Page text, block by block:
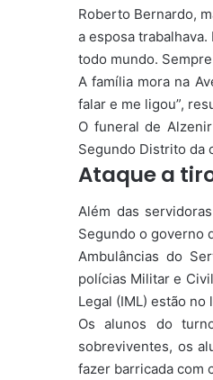
Roberto Bernardo,
a esposa
todo mundo.
A família mora na
falar e me ligou”,
O funeral de
Segundo Distrito da
Ataque a
Além das
Segundo o governo
Ambulâncias do
polícias Militar e
Legal (IML) estão no
Os alunos do
sobreviventes, os
fazer barricada com